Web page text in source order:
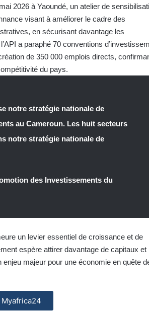
2026 à Yaoundé, un atelier de
visant à améliorer le cadre des
en sécurisant davantage les
a paraphé 70 conventions
de 350 000 emplois directs,
du pays.
notre stratégie nationale de
au Cameroun. Les huit secteurs
notre stratégie nationale de
des Investissements du
un levier essentiel de croissance et de
espère attirer davantage de capitaux et
majeur pour une économie en quête